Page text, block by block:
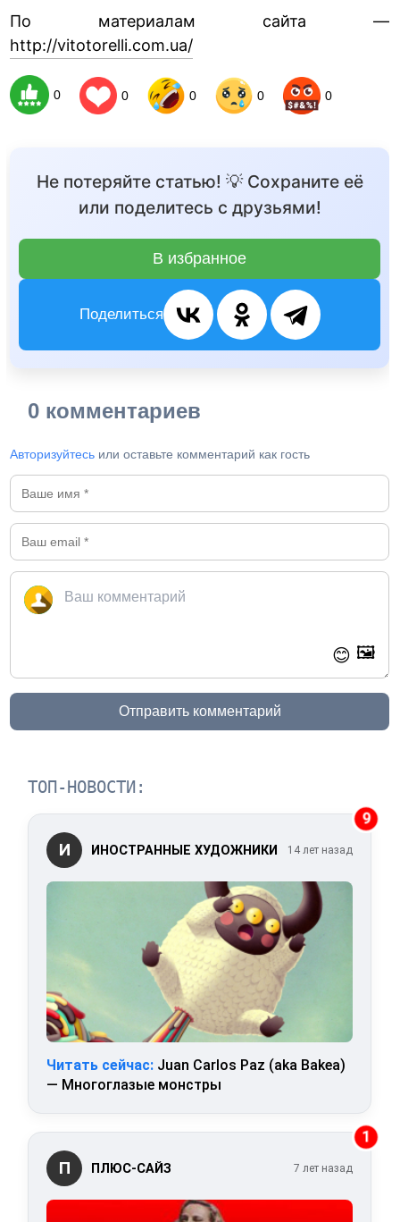
По материалам сайта —
http://vitotorelli.com.ua/
0 0 0 0 0
Не потеряйте статью! 💡 Сохраните её
или поделитесь с друзьями!
В избранное
Поделиться
0 комментариев
Авторизуйтесь или оставьте комментарий как гость
😊 🖼️
Отправить комментарий
ТОП-НОВОСТИ:
9
И ИНОСТРАННЫЕ ХУДОЖНИКИ 14 лет назад
Читать сейчас: Juan Carlos Paz (aka Bakea)
— Многоглазые монстры
1
П ПЛЮС-САЙЗ 7 лет назад